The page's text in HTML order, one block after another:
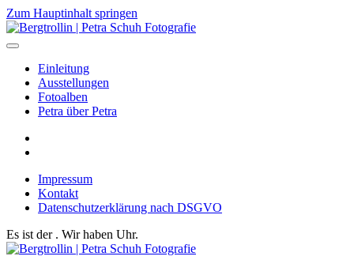
Zum Hauptinhalt springen
Einleitung
Ausstellungen
Fotoalben
Petra über Petra
Impressum
Kontakt
Datenschutzerklärung nach DSGVO
Es ist der . Wir haben Uhr.